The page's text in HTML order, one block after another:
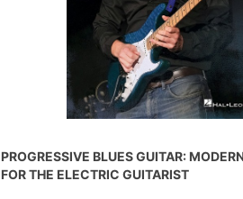
PROGRESSIVE BLUES GUITAR:
FOR THE ELECTRIC GUITARIST